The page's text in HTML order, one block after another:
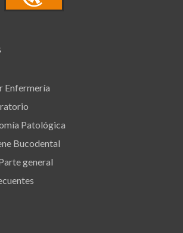
Enfermería
Patológica
Bucodental
general